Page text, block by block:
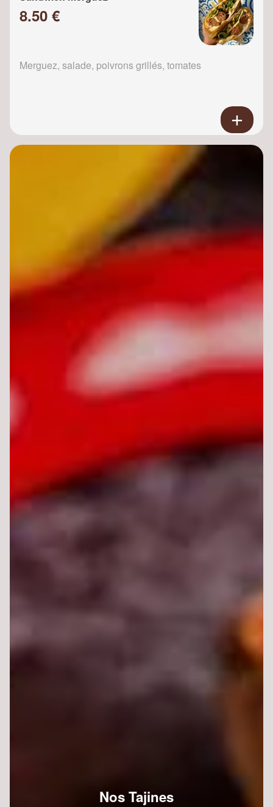
8.50 €
Merguez, salade, poivrons grillés, tomates
Nos Tajines